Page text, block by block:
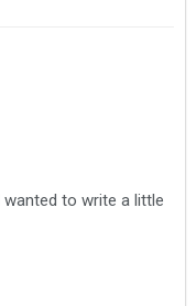
to write a little